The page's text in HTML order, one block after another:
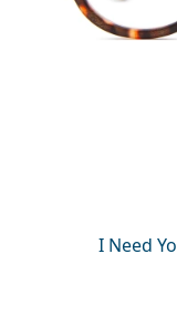
I Need